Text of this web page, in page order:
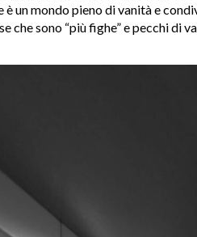
è un mondo pieno di vanità e
che sono “più fighe” e pecchi di